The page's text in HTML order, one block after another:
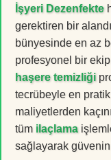
İşyeri Dezenfekte
gerektiren bir
bünyesinde en az
profesyonel bir
haşere temizliği
tecrübeyle en
maliyetlerden
tüm ilaçlama
sağlayarak